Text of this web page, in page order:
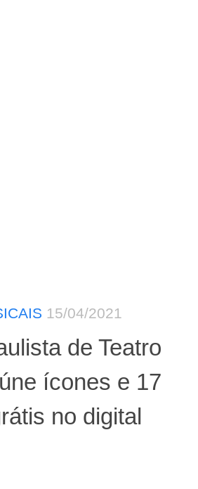
15/04/2021
de Teatro
ícones e 17
no digital